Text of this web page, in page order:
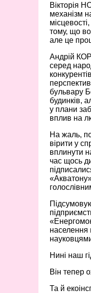
Вікторія
механізм
тому, що
але це
Андрій
серед
бульвару
будинків,
у плани
вплив на
На жаль,
вірити у
вплинути
час щось
населення
Нині наш
Він тепер
Та й